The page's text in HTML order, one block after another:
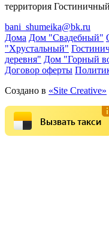
территория
bani_shumeika@bk.ru
Дома Дом "Свадебный"
"Хрустальный"
деревня" Дом "Горный
Договор оферты
Создано в «Site Creative»
Вызвать такси